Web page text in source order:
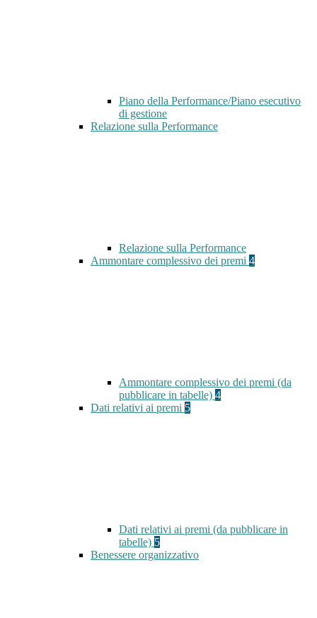
Piano della Performance/Piano esecutivo
di gestione
Relazione sulla Performance
Relazione sulla Performance
Ammontare complessivo dei premi 4
Ammontare complessivo dei premi (da
pubblicare in tabelle) 4
Dati relativi ai premi 5
Dati relativi ai premi (da pubblicare in
tabelle) 5
Benessere organizzativo